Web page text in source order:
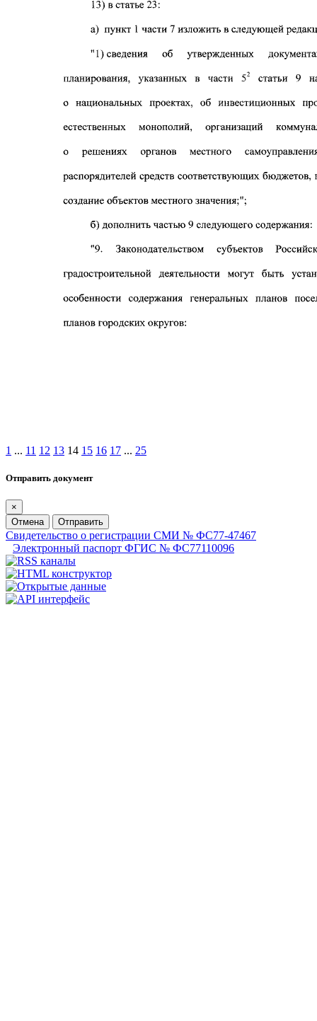
1 ... 11 12 13 14 15 16 17 ... 25
Отправить документ
×
Отмена
Отправить
Свидетельство о регистрации СМИ № ФС77-47467
Электронный паспорт ФГИС № ФС77110096